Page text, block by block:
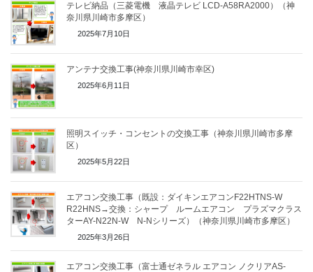
テレビ納品（三菱電機 液晶テレビ LCD-A58RA2000）（神
奈川県川崎市多摩区）
2025年7月10日
アンテナ交換工事(神奈川県川崎市幸区)
2025年6月11日
照明スイッチ・コンセントの交換工事（神奈川県川崎市多摩
区）
2025年5月22日
エアコン交換工事（既設：ダイキンエアコンF22HTNS-W
R22HNS→交換：シャープ ルームエアコン プラズマクラス
ターAY-N22N-W N-Nシリーズ）（神奈川県川崎市多摩区）
2025年3月26日
エアコン交換工事（富士通ゼネラル エアコン ノクリアAS-